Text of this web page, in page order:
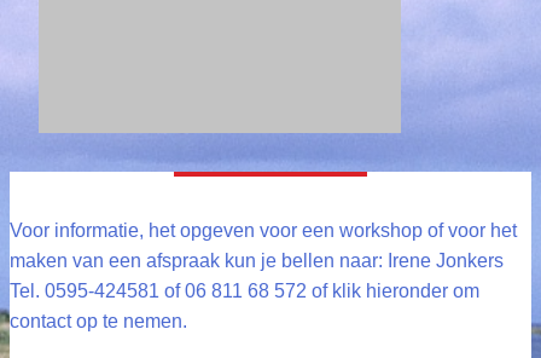
Voor informatie, het opgeven voor een workshop of voor het
maken van een afspraak kun je bellen naar: Irene Jonkers
Tel. 0595-424581 of 06 811 68 572 of klik hieronder om
contact op te nemen.